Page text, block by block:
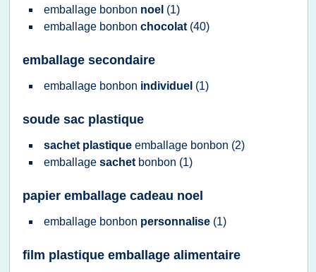
emballage bonbon noel (1)
emballage bonbon chocolat (40)
emballage secondaire
emballage bonbon individuel (1)
soude sac plastique
sachet plastique emballage bonbon (2)
emballage sachet bonbon (1)
papier emballage cadeau noel
emballage bonbon personnalise (1)
film plastique emballage alimentaire